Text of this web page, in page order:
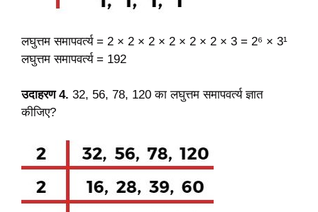
लघुत्तम समापवर्त्य = 2 × 2 × 2 × 2 × 2 × 2 × 3 = 2⁶ × 3¹
लघुत्तम समापवर्त्य = 192
उदाहरण 4. 32, 56, 78, 120 का लघुत्तम समापवर्त्य ज्ञात
कीजिए?